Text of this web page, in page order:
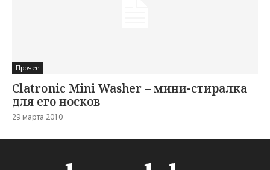
Прочее
Clatronic Mini Washer – мини-стиралка
для его носков
29 марта 2010